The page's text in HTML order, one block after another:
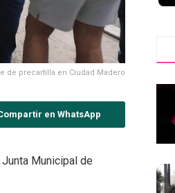
de precartilla en Ciudad Madero
en WhatsApp
Municipal de